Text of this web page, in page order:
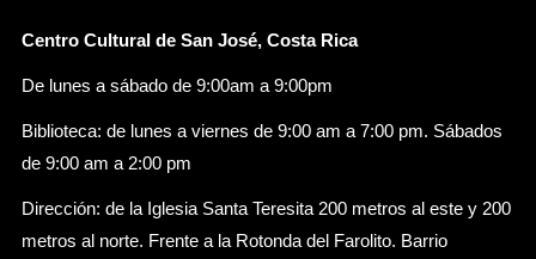
Centro Cultural de San José, Costa Rica
De lunes a sábado de 9:00am a 9:00pm
Biblioteca: de lunes a viernes de 9:00 am a 7:00 pm. Sábados
de 9:00 am a 2:00 pm
Dirección: de la Iglesia Santa Teresita 200 metros al este y 200
metros al norte. Frente a la Rotonda del Farolito. Barrio